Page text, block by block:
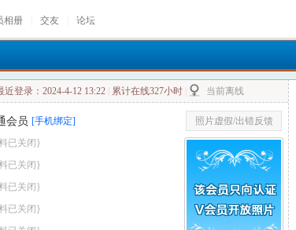
相册 交友 论坛
近登录：2024-4-12 13:22 累计在线327小时 当前离线
会员 [手机绑定]
已关闭}
已关闭}
已关闭}
已关闭}
照片虚假/出错反馈